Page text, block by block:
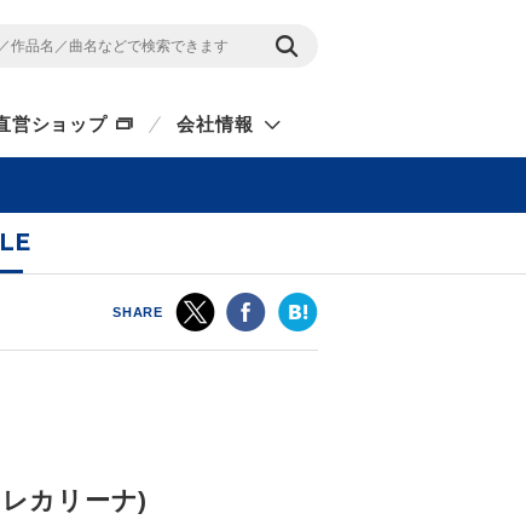
営ショップ 会社情報
SHARE
カリーナ)